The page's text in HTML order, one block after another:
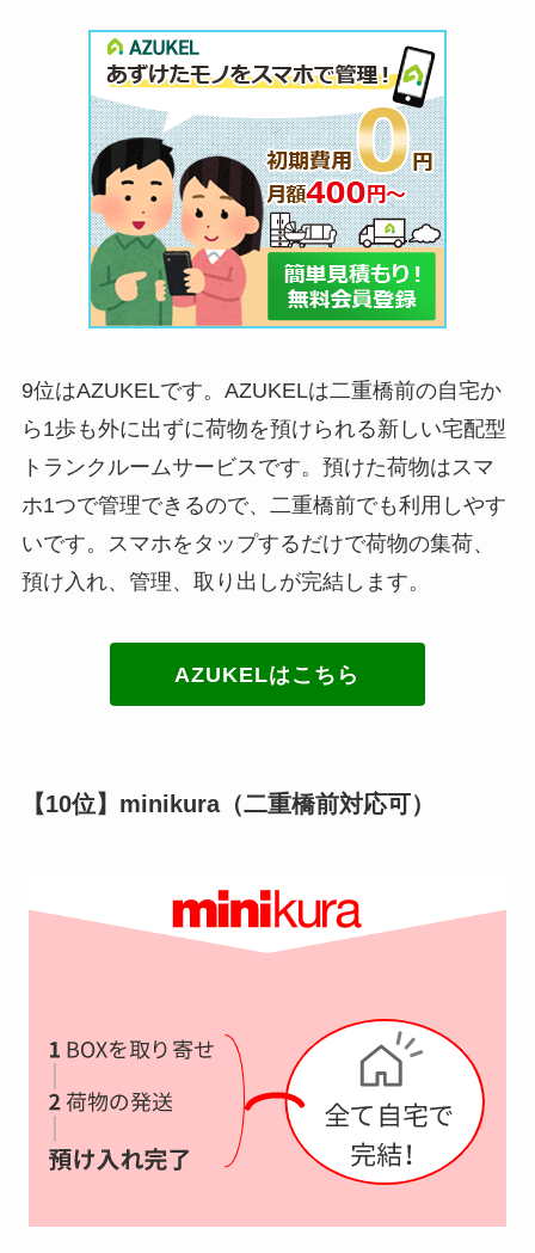
9位はAZUKELです。AZUKELは二重橋前の自宅か
ら1歩も外に出ずに荷物を預けられる新しい宅配型
トランクルームサービスです。預けた荷物はスマ
ホ1つで管理できるので、二重橋前でも利用しやす
いです。スマホをタップするだけで荷物の集荷、
預け入れ、管理、取り出しが完結します。
AZUKELはこちら
【10位】minikura（二重橋前対応可）